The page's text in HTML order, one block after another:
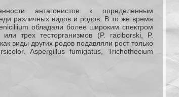
антагонистов к определенным
различных видов и родов. В то же время
обладали более широким спектром
трех тесторганизмов (P. raciborski, P.
виды других родов подавляли рост только
Aspergillus fumigatus, Trichothecium